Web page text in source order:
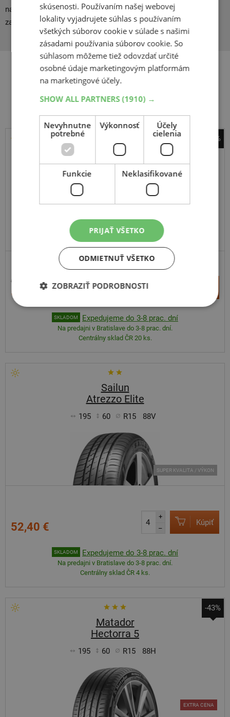
napriek tomu sú všetky požiadavky na bezpečnosť premávky
zachované.
Súvisiace produkty
-26%
Sebring
Road Performance
195 88V
VYRÁBA MICHELIN V EÚ
69,65 €
51,40 €
SKLADOM Expedujeme do 3-8 prac. dní
Na predajni v Bratislave do 3-8 prac. dní.
Centrálny sklad ČR 20 ks.
Sailun
Atrezzo Elite
195 60 R15 88V
SUPER KVALITA / VÝKON
52,40 €
+
–
Kúpiť
SKLADOM Expedujeme do 3-8 prac. dní
Na predajni v Bratislave do 3-8 prac. dní.
Centrálny sklad ČR 4 ks.
-43%
Matador
Hectorra 5
195 60 R15 88H
EXTRA CENA
skúsenosti. Používaním našej webovej
lokality vyjadrujete súhlas s používaním
všetkých súborov cookie v súlade s našimi
zásadami používania súborov cookie. So
súhlasom môžeme tiež odovzdať určité
osobné údaje marketingovým platformám
na marketingové účely.
SHOW ALL PARTNERS(1910) →
Nevyhnutne
potrebné
Výkonnosť
Účely
cielenia
Funkcie Neklasifikované
PRIJAŤ VŠETKO
ODMIETNUŤ VŠETKO
ZOBRAZIŤ PODROBNOSTI